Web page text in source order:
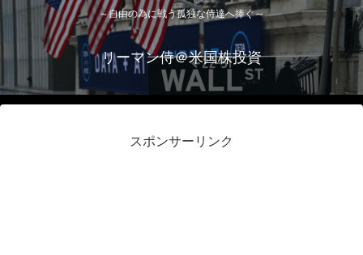
～自由の為に戦う孤独な侍達へ捧ぐ～
リーマン侍＠米国株投資
スポンサーリンク